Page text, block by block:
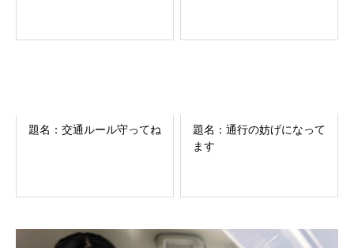
題名：交通ルール守ってね
題名：通行の妨げになって
ます